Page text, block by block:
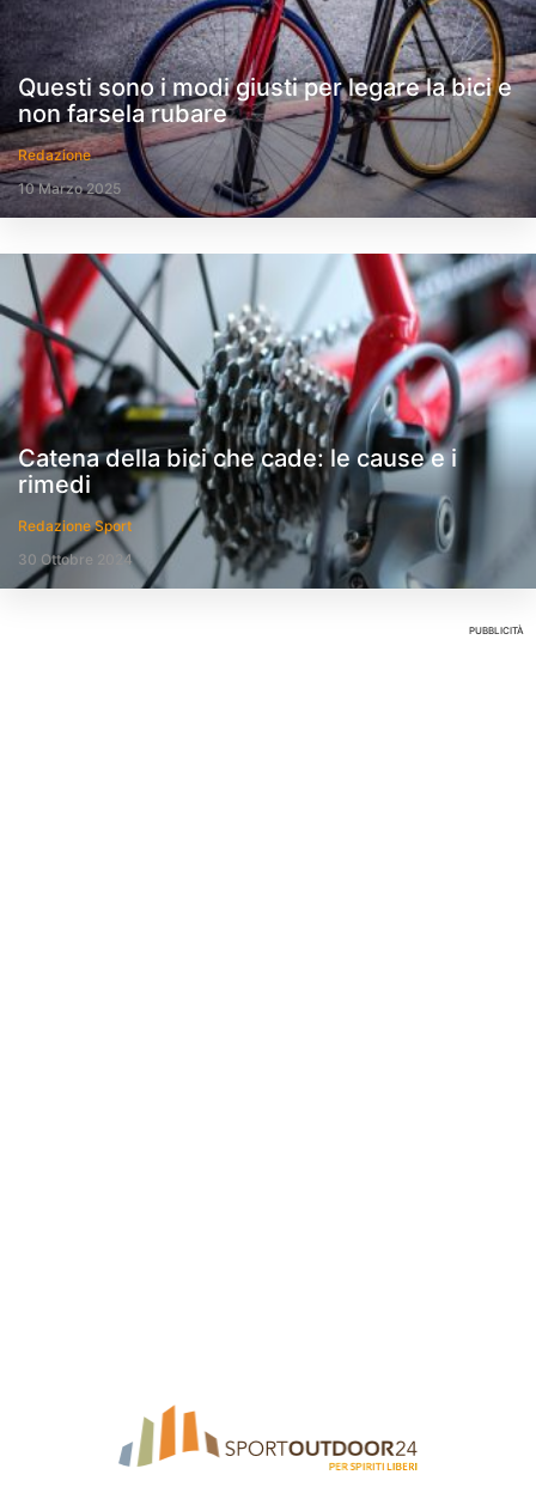
Questi sono i modi giusti per legare la bici e
non farsela rubare
Redazione
10 Marzo 2025
Catena della bici che cade: le cause e i
rimedi
Redazione Sport
30 Ottobre 2024
PUBBLICITÀ